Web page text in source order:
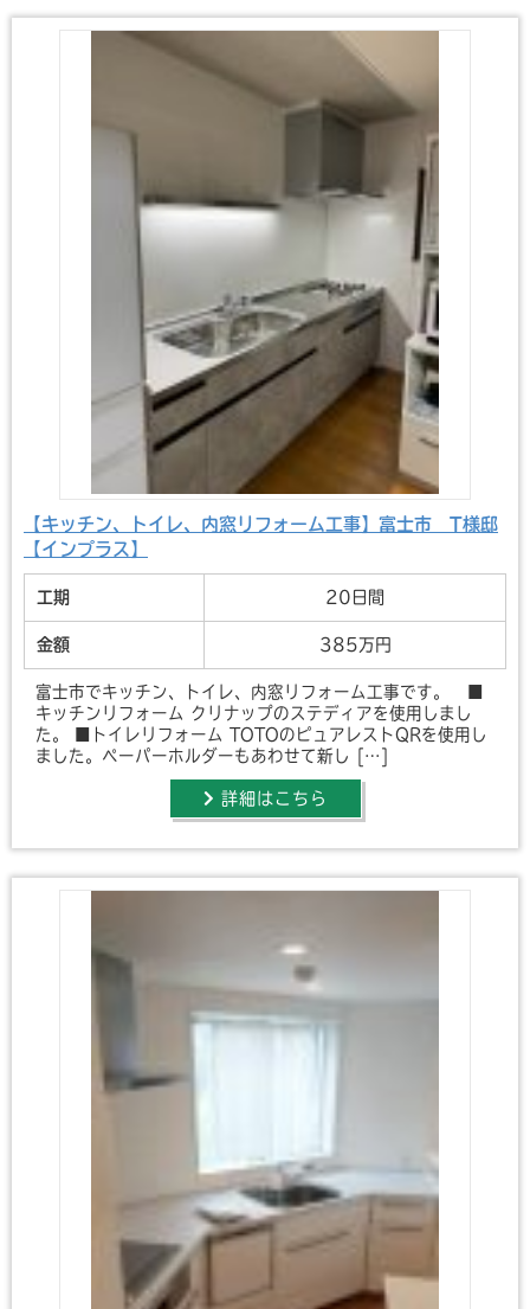
【キッチン、トイレ、内窓リフォーム工事】富士市 T様邸
【インプラス】
工期 20日間
金額 385万円
富士市でキッチン、トイレ、内窓リフォーム工事です。 ■
キッチンリフォーム クリナップのステディアを使用しまし
た。 ■トイレリフォーム TOTOのピュアレストQRを使用し
ました。ペーパーホルダーもあわせて新し […]
詳細はこちら